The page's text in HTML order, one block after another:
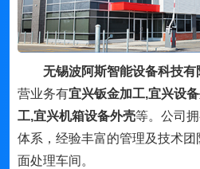
无锡波阿斯智能设备科技有
营业务有宜兴钣金加工,宜兴设
工,宜兴机箱设备外壳等。公司
体系，经验丰富的管理及技术
面处理车间。